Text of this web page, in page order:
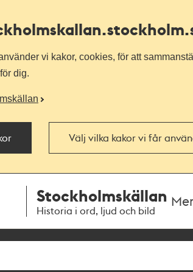
vi kakor, cookies, för att
dig.
Välj vilka kakor vi får
Stockholmskällan
Historia i ord, ljud och bild